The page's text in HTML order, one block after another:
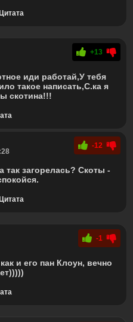
+13
иди работай,У тебя
такое написать,С.ка я
скотина!!!
-12
так загорелась? Скоты -
-1
и его пан Клоун, вечно